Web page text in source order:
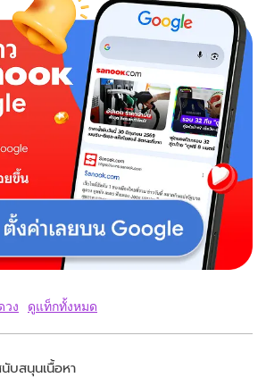
วง ดูแท็กทั้งหมด
บสนุนเนื้อหา